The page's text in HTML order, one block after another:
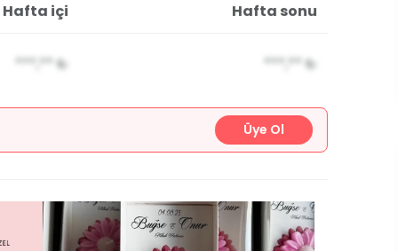
Hafta içi Hafta sonu
***,** ₺ ***,** ₺
Üye Ol